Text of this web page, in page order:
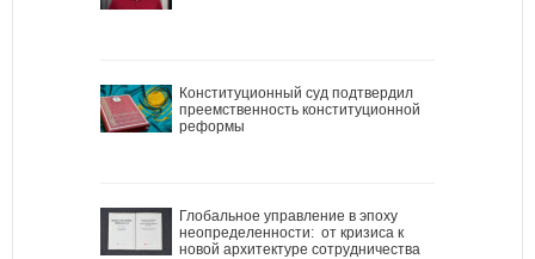
Конституционный суд подтвердил
преемственность конституционной
реформы
Глобальное управление в эпоху
неопределенности: от кризиса к
новой архитектуре сотрудничества